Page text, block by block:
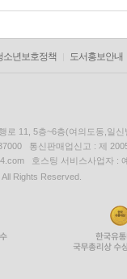
소년보호정책 도서홍보안내
로 11, 5층~6층(여의도동,일신
통신판매업신고 : 제
호스팅 서비스사업자 :
Rights Reserved.